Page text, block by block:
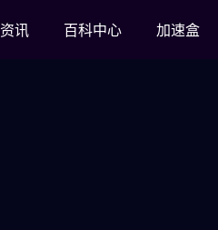
讯 百科中心 加速盒